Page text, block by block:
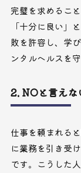
完璧を求めるこ
「十分に良い」
敗を許容し、学
ンタルヘルスを
2. NOと言えな
仕事を頼まれる
に業務を引き受
です。こうした